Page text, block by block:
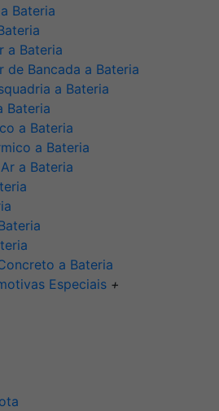
Bateria
a Bateria
de Bancada a Bateria
a Bateria
Bateria
a Bateria
a Bateria
a Bateria
a Bateria
Especiais +